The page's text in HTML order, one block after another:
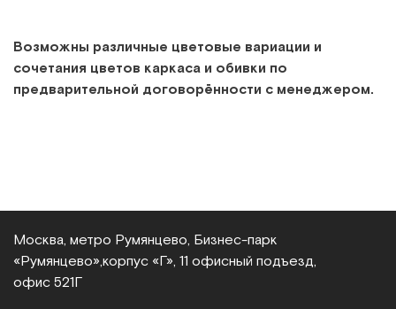
Возможны различные цветовые вариации и
сочетания цветов каркаса и обивки по
предварительной договорённости с менеджером.
Москва, метро Румянцево, Бизнес‑парк
«Румянцево», корпус «Г», 11 офисный подъезд,
офис 521Г